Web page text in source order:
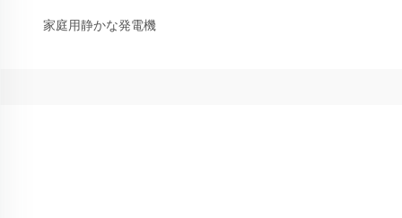
家庭用静かな発電機